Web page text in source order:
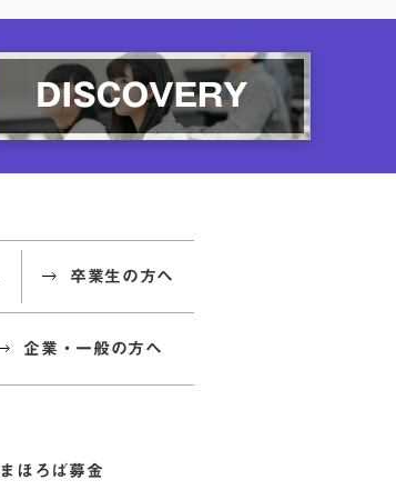
卒業生の方へ
企業・一般の方へ
まほろば募金